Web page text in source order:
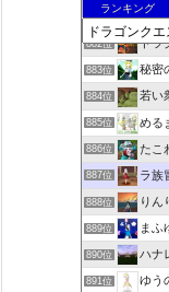
ランキング
881位 ドラ
882位 ドラ
883位 秘密
884位 若い
885位 める
886位 たこ
887位 ラ族
888位 りん
889位 まふ
890位 ハナ
891位 ゆう